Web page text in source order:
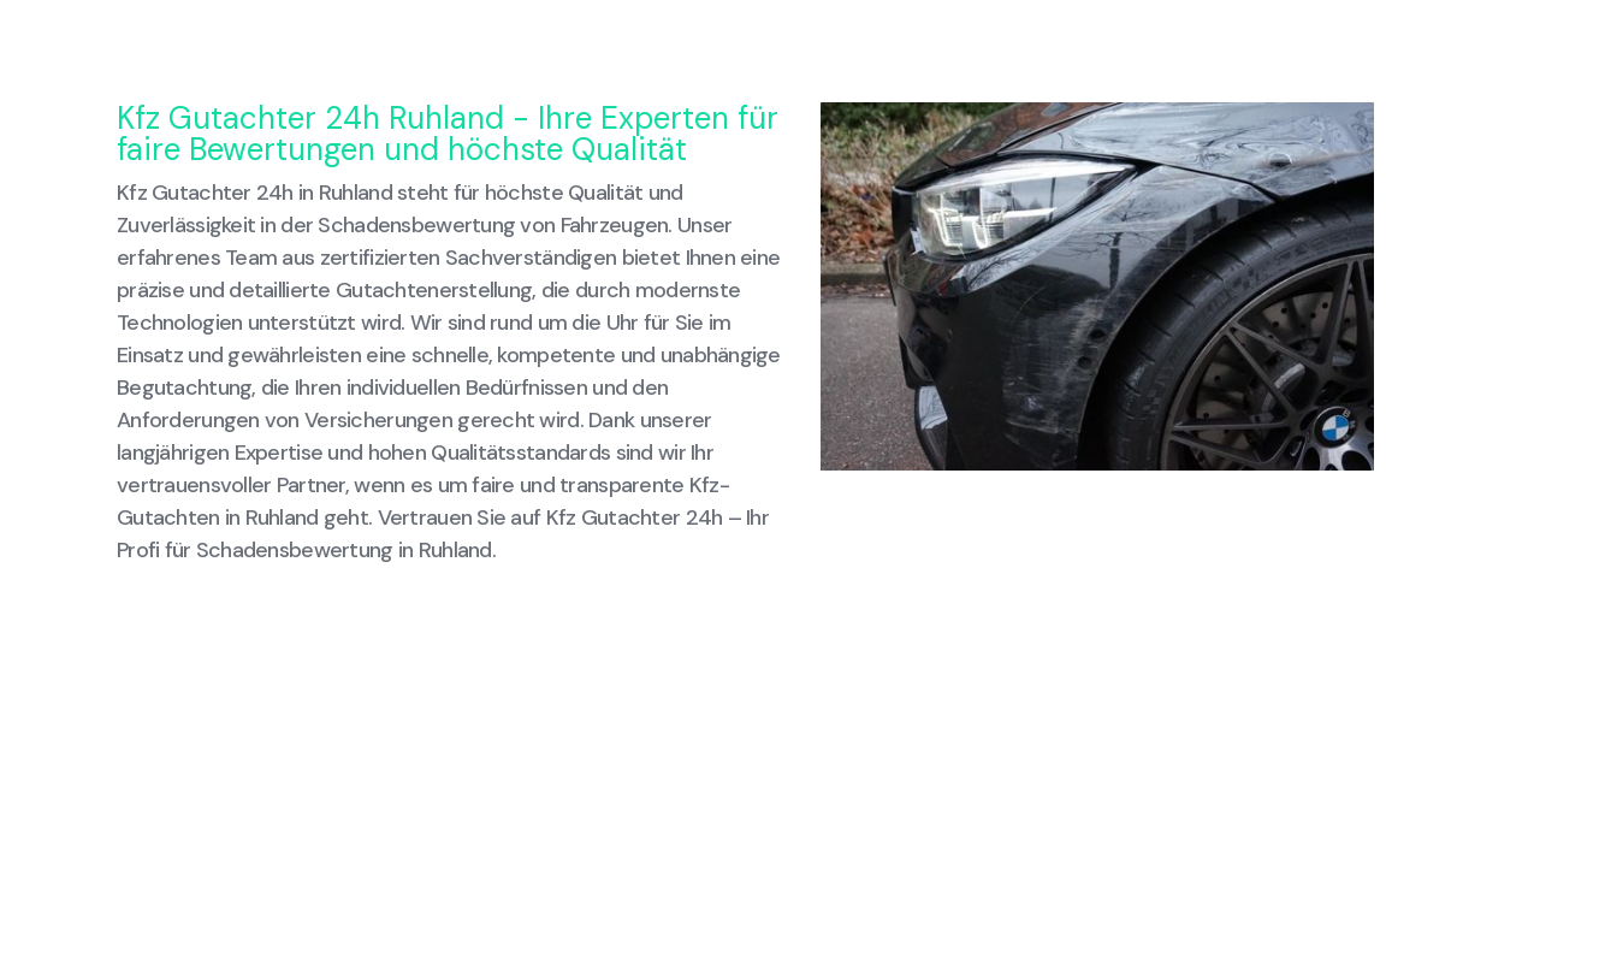
Kfz Gutachter 24h Ruhland - Ihre Experten für
faire Bewertungen und höchste Qualität
Kfz Gutachter 24h in Ruhland steht für höchste Qualität und
Zuverlässigkeit in der Schadensbewertung von Fahrzeugen. Unser
erfahrenes Team aus zertifizierten Sachverständigen bietet Ihnen eine
präzise und detaillierte Gutachtenerstellung, die durch modernste
Technologien unterstützt wird. Wir sind rund um die Uhr für Sie im
Einsatz und gewährleisten eine schnelle, kompetente und unabhängige
Begutachtung, die Ihren individuellen Bedürfnissen und den
Anforderungen von Versicherungen gerecht wird. Dank unserer
langjährigen Expertise und hohen Qualitätsstandards sind wir Ihr
vertrauensvoller Partner, wenn es um faire und transparente Kfz-
Gutachten in Ruhland geht. Vertrauen Sie auf Kfz Gutachter 24h – Ihr
Profi für Schadensbewertung in Ruhland.